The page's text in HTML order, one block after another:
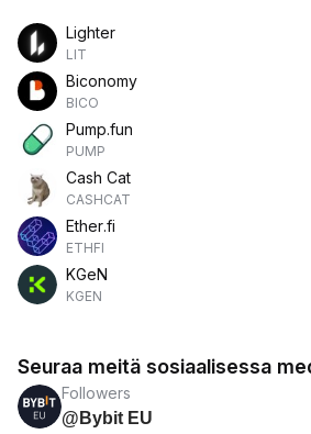
Lighter
LIT
Biconomy
BICO
Pump.fun
PUMP
Cash Cat
CASHCAT
Ether.fi
ETHFI
KGeN
KGEN
Seuraa meitä sosiaalisessa
Followers
@Bybit EU